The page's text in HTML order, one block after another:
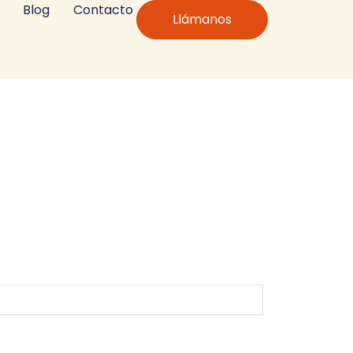
Blog Contacto
Llámanos